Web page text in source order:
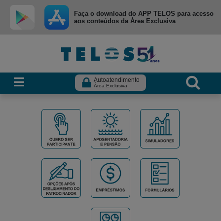
Ir para menu principal
Ir para conteúdo
Faça o download do APP TELOS para acesso
aos conteúdos da Área Exclusiva
Autoatendimento
Área Exclusiva